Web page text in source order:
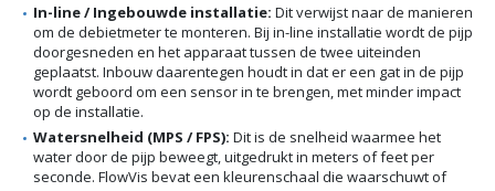
In-line / Ingebouwde installatie: Dit verwijst naar de manieren
om de debietmeter te monteren. Bij in-line installatie wordt de pijp
doorgesneden en het apparaat tussen de twee uiteinden
geplaatst. Inbouw daarentegen houdt in dat er een gat in de pijp
wordt geboord om een sensor in te brengen, met minder impact
op de installatie.
Watersnelheid (MPS / FPS): Dit is de snelheid waarmee het
water door de pijp beweegt, uitgedrukt in meters of feet per
seconde. FlowVis bevat een kleurenschaal die waarschuwt of